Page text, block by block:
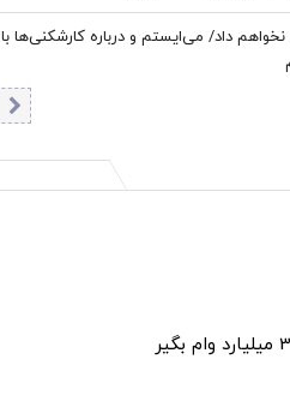
داد/ می‌ایستم و درباره کارشکنی‌ها با